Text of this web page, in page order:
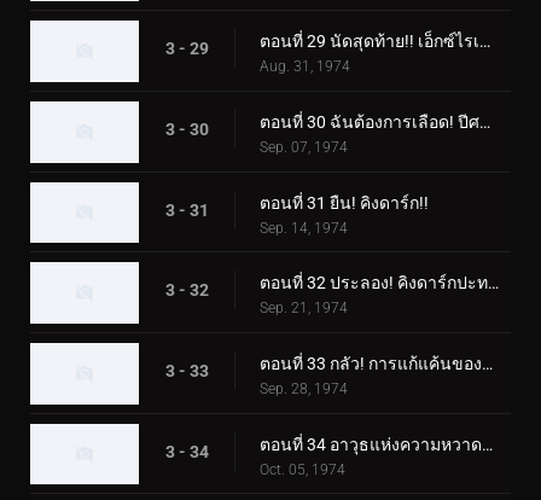
3 - 29 ตอนที่ 29 นัดสุดท้าย!! เอ็กซ์ไรเดอร์ ปะทะ เอ็กซ์ไรเดอร์!!
Aug. 31, 1974
3 - 30 ตอนที่ 30 ฉันต้องการเลือด! ปีศาจแห่งหนองน้ำซากศพ!!
Sep. 07, 1974
3 - 31 ตอนที่ 31 ยืน! คิงดาร์ก!!
Sep. 14, 1974
3 - 32 ตอนที่ 32 ประลอง! คิงดาร์กปะทะเอ็กซ์ไรเดอร์
Sep. 21, 1974
3 - 33 ตอนที่ 33 กลัว! การแก้แค้นของราชาดาร์ก!!
Sep. 28, 1974
3 - 34 ตอนที่ 34 อาวุธแห่งความหวาดกลัวเล็งไปที่สามคนขี่!!
Oct. 05, 1974